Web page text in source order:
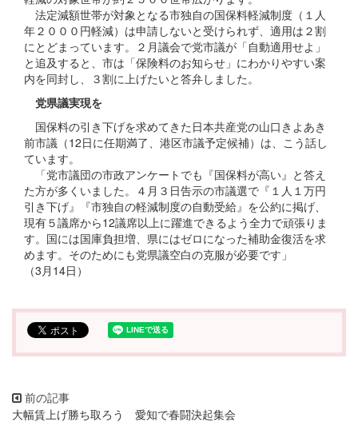
法定減額世帯が対象となる市独自の国保料軽減制度（１人
年２０００円軽減）は申請しないと受けられず、適用は２割
にとどまっています。２月議会で党市議が「自動適用せよ」
と追及すると、市は「保険料のお知らせ」にわかりやすい案
内を同封し、３割に上げたいと答弁しました。
党県議実現を
国保料の引き下げを求めてきた日本共産党の山口きよあき
前市議（12日に任期満了、港区市議予定候補）は、こう話し
ています。
「党市議団の市政アンケートでも『国保料が高い』と答え
た方が多くいました。４月３日告示の市議選で『１人１万円
引き下げ』『市独自の軽減制度の自動受給』を公約に掲げ、
現有５議席から12議席以上に躍進できるよう全力で頑張りま
す。国には国庫負担増、県にはゼロになった補助金復活を求
めます。そのためにも党県議空白の克服が必要です」
（3月14日）
大幅賃上げ勝ち取ろう 愛知で春闘決起集会